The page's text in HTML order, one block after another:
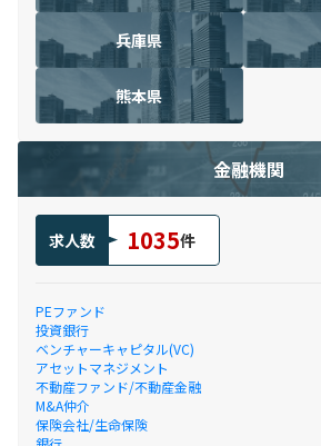
兵庫県
熊本県
金融機関
求人数 1035件
PEファンド
投資銀行
ベンチャーキャピタル(VC)
アセットマネジメント
不動産ファンド/不動産金融
M&A仲介
保険会社/生命保険